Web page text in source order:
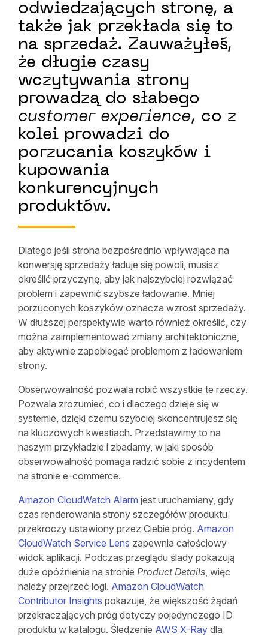
odwiedzających stronę, a
także jak przekłada się to
na sprzedaż. Zauważyłeś,
że długie czasy
wczytywania strony
prowadzą do słabego
customer experience, co z
kolei prowadzi do
porzucania koszyków i
kupowania
konkurencyjnych
produktów.
Dlatego jeśli strona bezpośrednio wpływająca na
konwersję sprzedaży ładuje się powoli, musisz
określić przyczynę, aby jak najszybciej rozwiązać
problem i zapewnić szybsze ładowanie. Mniej
porzuconych koszyków oznacza wzrost sprzedaży.
W dłuższej perspektywie warto również określić, czy
można zaimplementować zmiany architektoniczne,
aby aktywnie zapobiegać problemom z ładowaniem
strony.
Obserwowalność pozwala robić wszystkie te rzeczy.
Pozwala zrozumieć, co i dlaczego dzieje się w
systemie, dzięki czemu szybciej skoncentrujesz się
na kluczowych kwestiach. Przedstawimy to na
naszym przykładzie i zbadamy, w jaki sposób
obserwowalność pomaga radzić sobie z incydentem
na stronie e-commerce.
Amazon CloudWatch Alarm jest uruchamiany, gdy
czas renderowania strony szczegółów produktu
przekroczy ustawiony przez Ciebie próg. Amazon
CloudWatch Service Lens zapewnia całościowy
widok aplikacji. Podczas przeglądu ślady pokazują
duże opóźnienia na stronie Product Details, więc
należy przejrzeć logi. Amazon CloudWatch
Contributor Insights pokazuje, że większość żądań
przekraczających próg dotyczy pojedynczego ID
produktu w katalogu. Śledzenie AWS X-Ray dla